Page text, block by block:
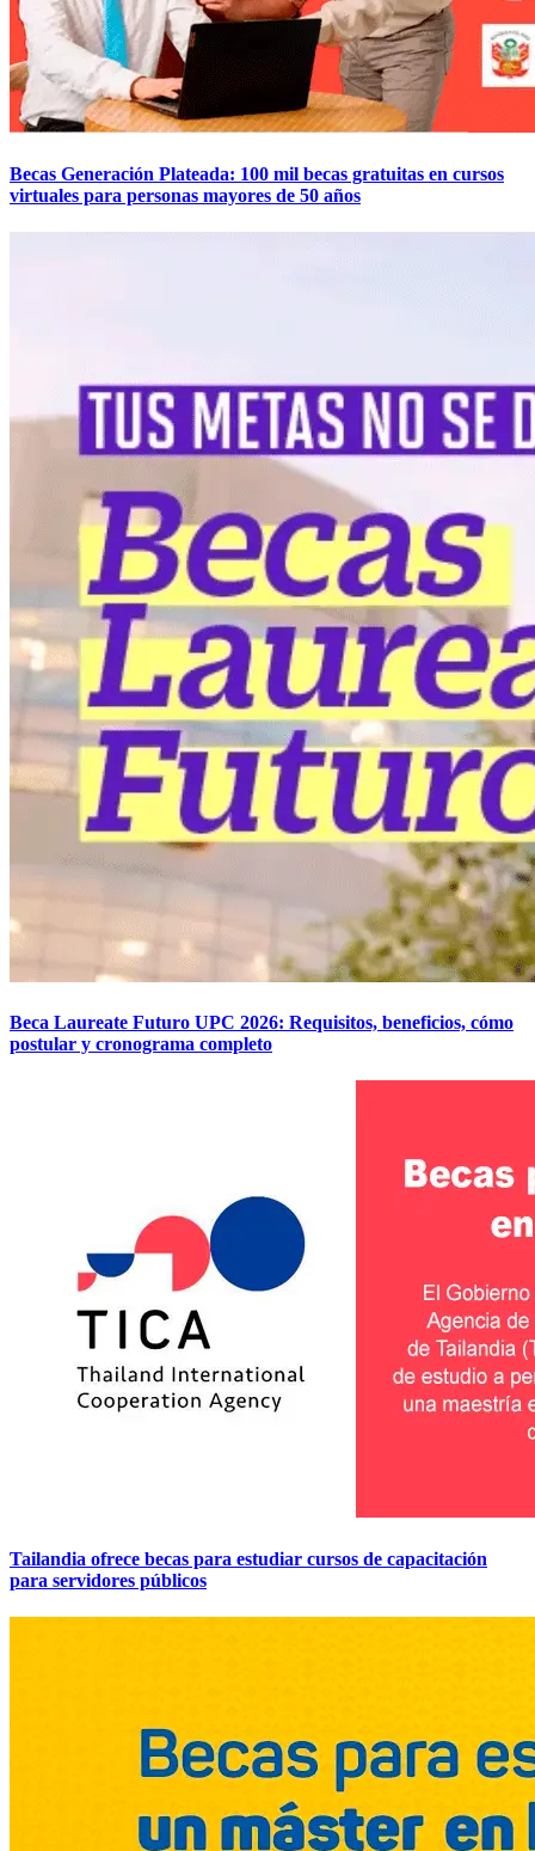
Becas Generación Plateada: 100 mil becas gratuitas en cursos
virtuales para personas mayores de 50 años
Beca Laureate Futuro UPC 2026: Requisitos, beneficios, cómo
postular y cronograma completo
Tailandia ofrece becas para estudiar cursos de capacitación
para servidores públicos